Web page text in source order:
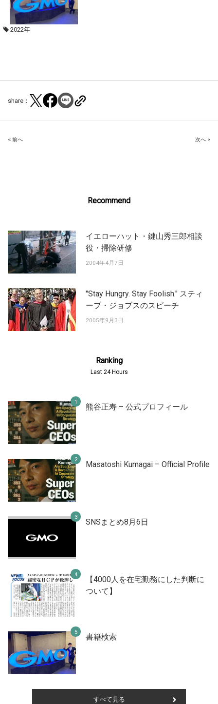
2022年
share：
Post
< 前へ 次へ >
Recommend
イエローハット・鍵山秀三郎相談
役・掃除研修
2004年4月7日
"Stay Hungry. Stay Foolish." スティ
ーブ・ジョブスのスピーチ
2005年9月3日
Ranking
Last 24 Hours
熊谷正寿 – 公式プロフィール
Masatoshi Kumagai – Official Profile
SNSまとめ8月6日
【4000人を在宅勤務にした判断に
ついて】
書籍検索
すべて見る